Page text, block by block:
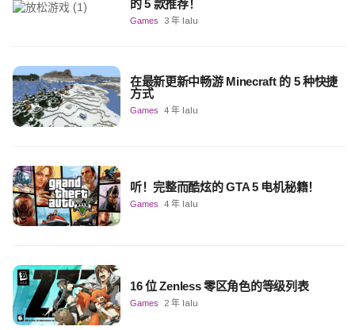
的 5 款推荐！
Games 3 年 lalu
在最新更新中畅游 Minecraft 的 5 种快捷
方式
Games 4 年 lalu
听！完整而酷炫的 GTA 5 电机秘籍！
Games 4 年 lalu
16 位 Zenless 零区角色的等级列表
Games 2 年 lalu